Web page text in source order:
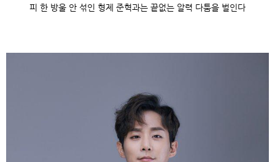
피 한 방울 안 섞인 형제 준혁과는 끝없는 알력 다툼을 벌인다